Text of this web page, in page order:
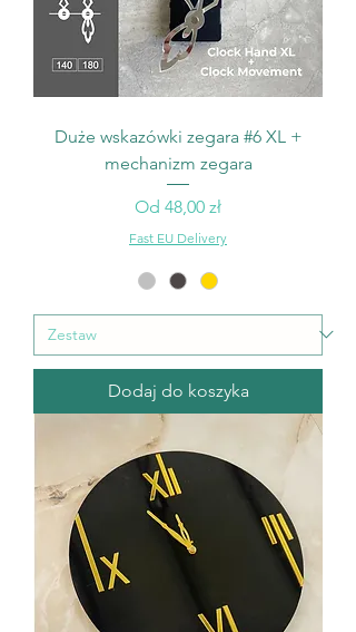
Duże wskazówki zegara #6 XL +
mechanizm zegara
Od 48,00 zł
Cena rabatowa
Fast EU Delivery
Dodaj do koszyka